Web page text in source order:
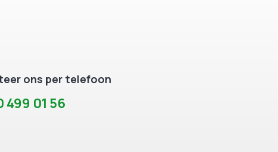
ons per telefoon
499 01 56